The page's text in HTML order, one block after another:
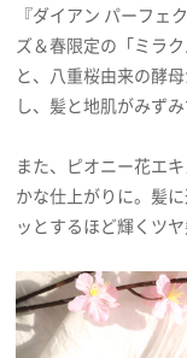
『ダイアン パーフェ
ズ＆春限定の「ミラ
と、八重桜由来の酵
し、髪と地肌がみず
また、ピオニー花エ
かな仕上がりに。髪
ッとするほど輝くツヤ